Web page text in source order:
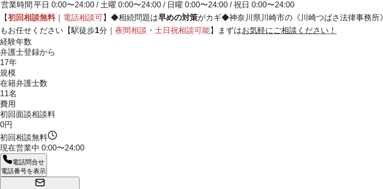
営業時間 平日 0:00〜24:00 / 土曜 0:00〜24:00 / 日曜 0:00〜24:00 / 祝日 0:00〜24:00
【初回相談無料｜ 電話相談可】◆相続問題は早めの対策がカギ◆神奈川県川崎市の《川崎つばさ法律事務
もお任せください【駅徒歩1分｜ 夜間相談 ・ 土日祝相談可能】まずはお気軽にご相談ください！
経験年数
弁護士登録から
17年
規模
在籍弁護士数
11名
費用
初回面談相談料
0円
初回相談無料
現在営業中 0:00〜24:00
電話問合せ
電話番号を表示